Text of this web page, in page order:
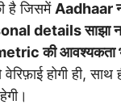
है जिसमेंAadhaar
details साझा
की आवश्यकता
होगी ही, साथ